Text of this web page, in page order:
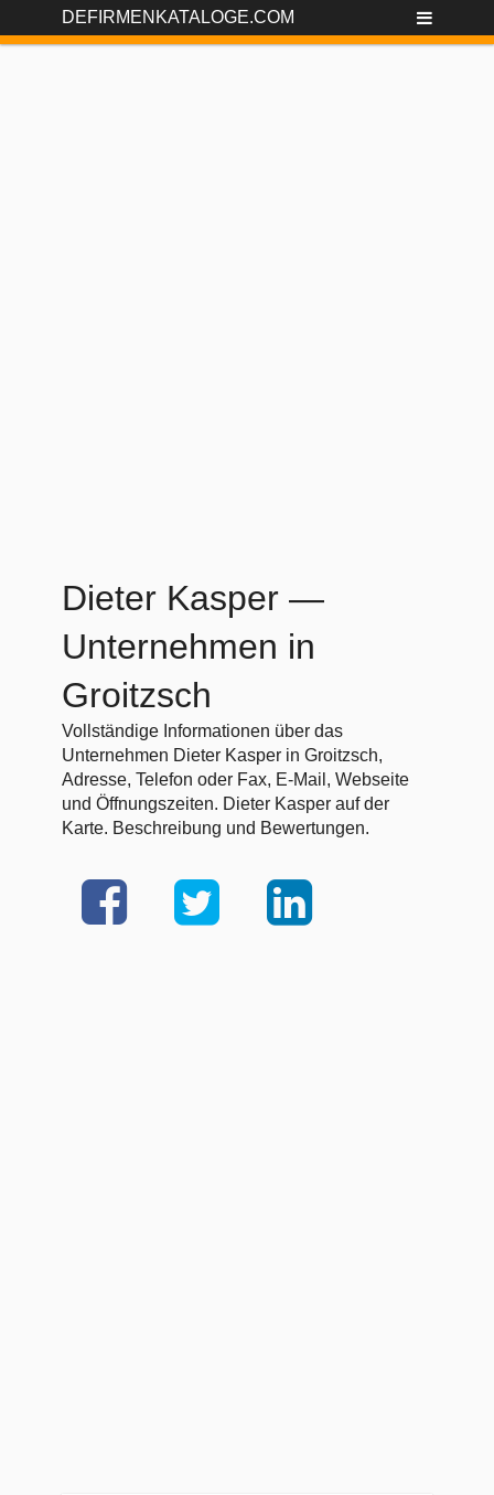
DEFIRMENKATALOGE.COM
Dieter Kasper —
Unternehmen in
Groitzsch
Vollständige Informationen über das
Unternehmen Dieter Kasper in Groitzsch,
Adresse, Telefon oder Fax, E-Mail, Webseite
und Öffnungszeiten. Dieter Kasper auf der
Karte. Beschreibung und Bewertungen.